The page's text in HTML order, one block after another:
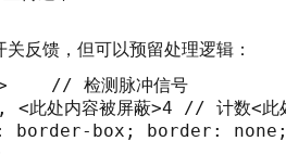
反馈，但可以预留处理逻辑：
// 检测脉冲信号
<此处内容被屏蔽>4 // 计数<此
box; border: none;